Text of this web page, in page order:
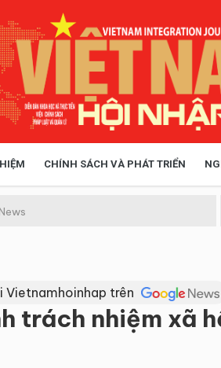
CHÍNH SÁCH VÀ PHÁT TRIỂN
Vietnamhoinhap trên
trách nhiệm xã